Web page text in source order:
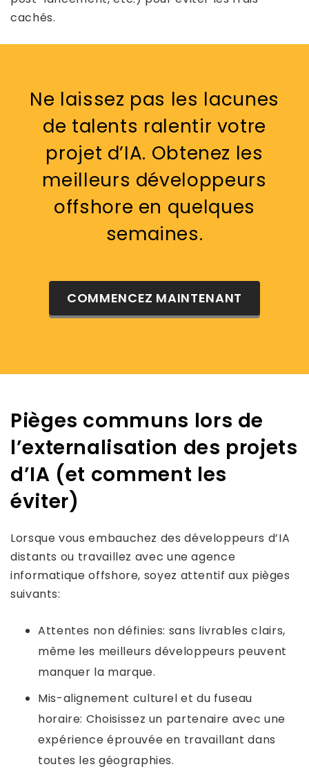
cachés.
Ne laissez pas les lacunes
de talents ralentir votre
projet d’IA. Obtenez les
meilleurs développeurs
offshore en quelques
semaines.
COMMENCEZ MAINTENANT
Pièges communs lors de
l’externalisation des projets
d’IA (et comment les
éviter)
Lorsque vous embauchez des développeurs d’IA
distants ou travaillez avec une agence
informatique offshore, soyez attentif aux pièges
suivants:
Attentes non définies: sans livrables clairs,
même les meilleurs développeurs peuvent
manquer la marque.
Mis-alignement culturel et du fuseau
horaire: Choisissez un partenaire avec une
expérience éprouvée en travaillant dans
toutes les géographies.